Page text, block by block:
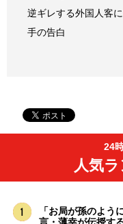
逆ギレする外国人客
手の告白
24
人気
「お局が孫のよう
言・薄幸が伝授す